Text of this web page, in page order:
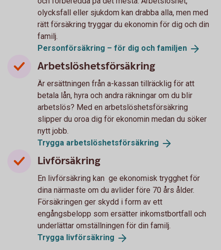
olycksfall eller sjukdom kan drabba alla, men med
rätt försäkring tryggar du ekonomin för dig och din
familj.
Personförsäkring – för dig och familjen
Arbetslöshetsförsäkring
Är ersättningen från a-kassan tillräcklig för att
betala lån, hyra och andra räkningar om du blir
arbetslös? Med en arbetslöshetsförsäkring
slipper du oroa dig för ekonomin medan du söker
nytt jobb.
Trygga arbetslöshets­försäkring
Livförsäkring
En livförsäkring kan ge ekonomisk trygghet för
dina närmaste om du avlider före 70 års ålder.
Försäkringen ger skydd i form av ett
engångsbelopp som ersätter inkomstbortfall och
underlättar omställningen för din familj.
Trygga livförsäkring